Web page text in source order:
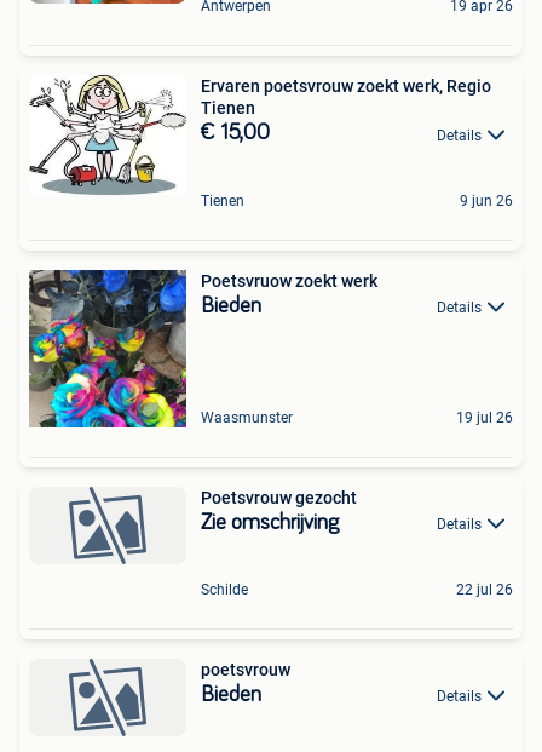
Antwerpen 19 apr 26
Ervaren poetsvrouw zoekt werk, Regio
Tienen
€ 15,00 Details
Tienen 9 jun 26
Poetsvruow zoekt werk
Bieden Details
Waasmunster 19 jul 26
Poetsvrouw gezocht
Zie omschrijving Details
Schilde 22 jul 26
poetsvrouw
Bieden Details